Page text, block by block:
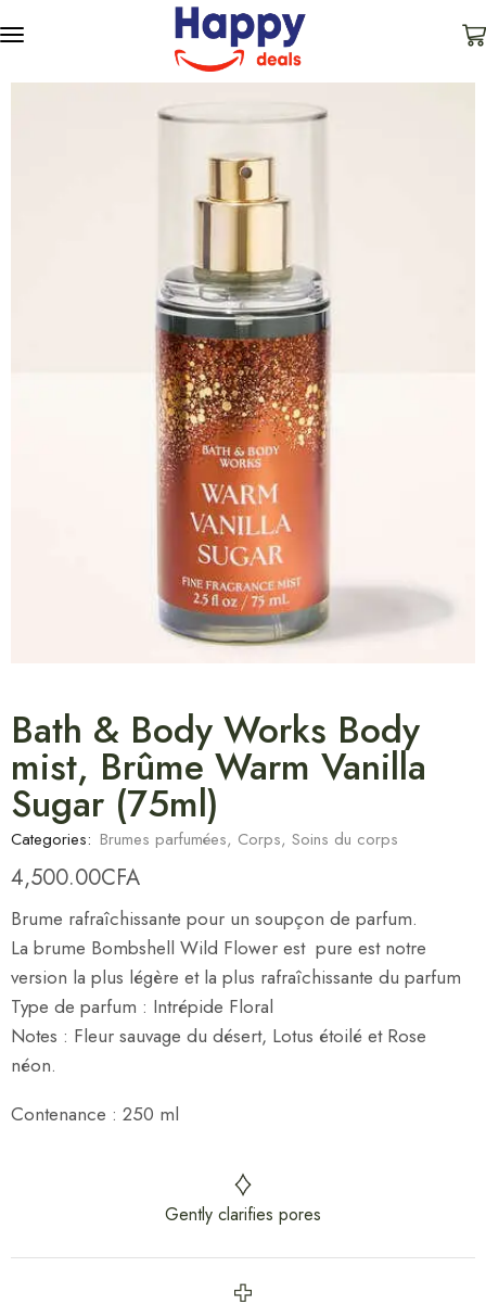
Bath & Body Works Body
mist, Brûme Warm Vanilla
Sugar (75ml)
Categories: Brumes parfumées, Corps, Soins du corps
4,500.00CFA
Brume rafraîchissante pour un soupçon de parfum.
La brume Bombshell Wild Flower est pure est notre
version la plus légère et la plus rafraîchissante du parfum
Type de parfum : Intrépide Floral
Notes : Fleur sauvage du désert, Lotus étoilé et Rose
néon.
Contenance : 250 ml
Gently clarifies pores